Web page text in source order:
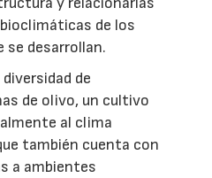
de los
desarrollan.
de
de olivo, un cultivo
al clima
también cuenta con
a ambientes